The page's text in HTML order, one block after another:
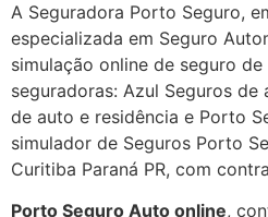
A Seguradora Porto Seguro,
especializada em Seguro
simulação online de seguro
seguradoras: Azul Seguros
de auto e residência e Porto
simulador de Seguros Porto
Curitiba Paraná PR, com
Porto Seguro Auto online,